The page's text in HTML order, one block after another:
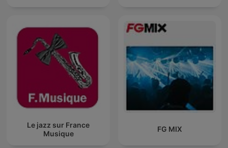
Le jazz sur France
Musique
FG MIX